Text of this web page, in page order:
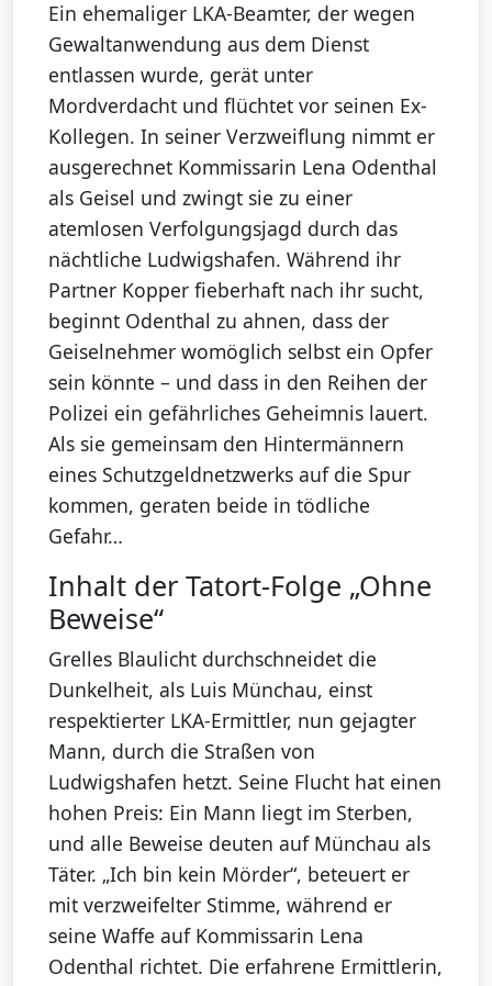
Ein ehemaliger LKA-Beamter, der wegen
Gewaltanwendung aus dem Dienst
entlassen wurde, gerät unter
Mordverdacht und flüchtet vor seinen Ex-
Kollegen. In seiner Verzweiflung nimmt er
ausgerechnet Kommissarin Lena Odenthal
als Geisel und zwingt sie zu einer
atemlosen Verfolgungsjagd durch das
nächtliche Ludwigshafen. Während ihr
Partner Kopper fieberhaft nach ihr sucht,
beginnt Odenthal zu ahnen, dass der
Geiselnehmer womöglich selbst ein Opfer
sein könnte – und dass in den Reihen der
Polizei ein gefährliches Geheimnis lauert.
Als sie gemeinsam den Hintermännern
eines Schutzgeldnetzwerks auf die Spur
kommen, geraten beide in tödliche
Gefahr…
Inhalt der Tatort-Folge „Ohne
Beweise“
Grelles Blaulicht durchschneidet die
Dunkelheit, als Luis Münchau, einst
respektierter LKA-Ermittler, nun gejagter
Mann, durch die Straßen von
Ludwigshafen hetzt. Seine Flucht hat einen
hohen Preis: Ein Mann liegt im Sterben,
und alle Beweise deuten auf Münchau als
Täter. „Ich bin kein Mörder“, beteuert er
mit verzweifelter Stimme, während er
seine Waffe auf Kommissarin Lena
Odenthal richtet. Die erfahrene Ermittlerin,